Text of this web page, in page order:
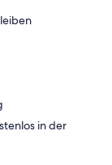
in der